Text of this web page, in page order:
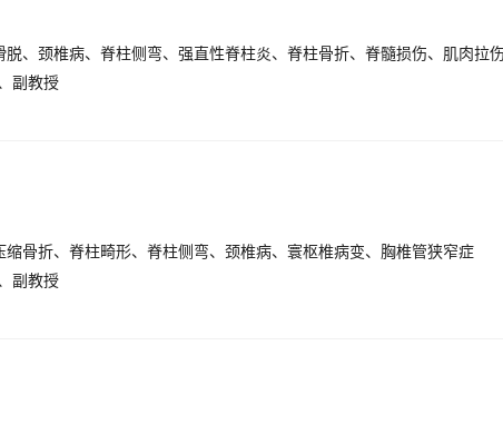
副教授
骨折、脊柱畸形、脊柱侧弯、颈椎病、寰枢椎病变、胸椎管狭窄症
副教授